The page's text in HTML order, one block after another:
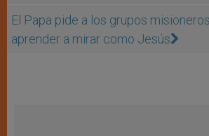
El Papa pide a los grupos
aprender a mirar como Jesús